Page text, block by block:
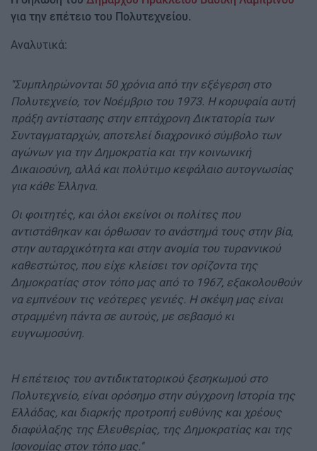
για την επέτειο του Πολυτεχνείου.
Αναλυτικά:
''Συμπληρώνονται 50 χρόνια από την εξέγερση στο
Πολυτεχνείο, τον Νοέμβριο του 1973. Η κορυφαία αυτή
πράξη αντίστασης στην επτάχρονη Δικτατορία των
Συνταγματαρχών, αποτελεί διαχρονικό σύμβολο των
αγώνων για την Δημοκρατία και την κοινωνική
Δικαιοσύνη, αλλά και πολύτιμο κεφάλαιο αυτογνωσίας
για κάθε Έλληνα.
Οι φοιτητές, και όλοι εκείνοι οι πολίτες που
αντιστάθηκαν και όρθωσαν το ανάστημά τους στην βία,
στην αυταρχικότητα και στην ανομία του τυραννικού
καθεστώτος, που είχε κλείσει τον ορίζοντα της
Δημοκρατίας στον τόπο μας από το 1967, εξακολουθούν
να εμπνέουν τις νεότερες γενιές. Η σκέψη μας είναι
στραμμένη πάντα σε αυτούς, με σεβασμό κι
ευγνωμοσύνη.
Η επέτειος του αντιδικτατορικού ξεσηκωμού στο
Πολυτεχνείο, είναι ορόσημο στην σύγχρονη Ιστορία της
Ελλάδας, και διαρκής προτροπή ευθύνης και χρέους
διαφύλαξης της Ελευθερίας, της Δημοκρατίας και της
Ισονομίας στον τόπο μας.''